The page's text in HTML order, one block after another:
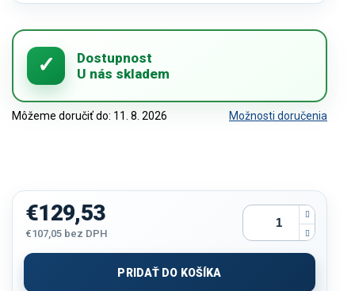
Môžeme doručiť do: 11. 8. 2026 Možnosti doručenia
€129,53
€107,05 bez DPH
cena:
PRIDAŤ DO KOŠÍKA